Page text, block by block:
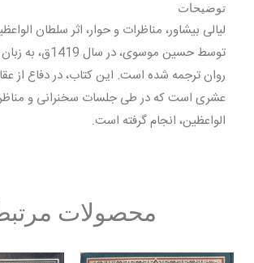
توضیحات
ليالى بيشاور، مناظرات و حوار، اثر سلطان
توسط حسين موسوى، در
روان ترجمه شده است. اين كتاب، در دفاع از
عشرى است كه در طى جلسات سخنرانى و
الواعظين، انجام گرفته است.
محصولات